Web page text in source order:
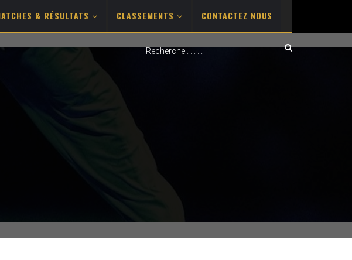
& RÉSULTATS CLASSEMENTS CONTACTEZ NOUS